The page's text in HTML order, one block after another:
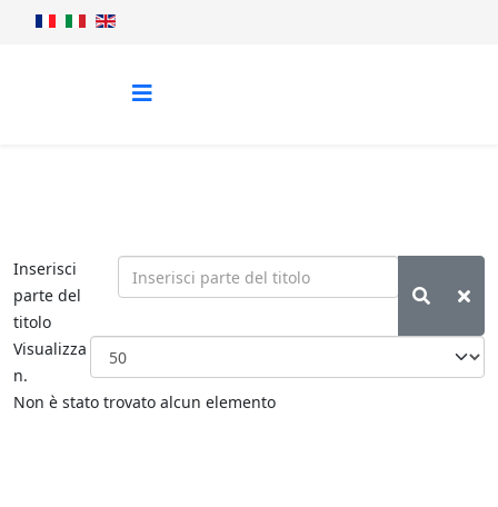
Inserisci
parte del
titolo
Visualizza
n.
Non è stato trovato alcun elemento